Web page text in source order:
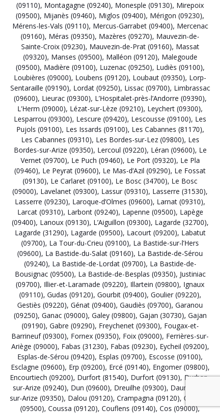
(09110), Montagagne (09240), Monesple (09130), Mirepoix
(09500), Mijanès (09460), Miglos (09400), Mérigon (09230),
Mérens-les-Vals (09110), Mercus-Garrabet (09400), Mercenac
(09160), Méras (09350), Mazères (09270), Mauvezin-de-
Sainte-Croix (09230), Mauvezin-de-Prat (09160), Massat
(09320), Manses (09500), Malléon (09120), Malegoude
(09500), Madière (09100), Luzenac (09250), Ludiès (09100),
Loubières (09000), Loubens (09120), Loubaut (09350), Lorp-
Sentaraille (09190), Lordat (09250), Lissac (09700), Limbrassac
(09600), Lieurac (09300), L’Hospitalet-près-l’Andorre (09390),
L’Herm (09000), Lézat-sur-Lèze (09210), Leychert (09300),
Lesparrou (09300), Lescure (09420), Lescousse (09100), Les
Pujols (09100), Les Issards (09100), Les Cabannes (81170),
Les Cabannes (09310), Les Bordes-sur-Lez (09800), Les
Bordes-sur-Arize (09350), Lercoul (09220), Léran (09600), Le
Vernet (09700), Le Puch (09460), Le Port (09320), Le Pla
(09460), Le Peyrat (09600), Le Mas-d’Azil (09290), Le Fossat
(09130), Le Carlaret (09100), Le Bosc (34700), Le Bosc
(09000), Lavelanet (09300), Lassur (09310), Lasserre (31530),
Lasserre (09230), Laroque-d’Olmes (09600), Larnat (09310),
Larcat (09310), Larbont (09240), Lapenne (09500), Lapège
(09400), Lanoux (09130), L’Aiguillon (09300), Lagarde (32700),
Lagarde (31290), Lagarde (09500), Lacourt (09200), Labatut
(09700), La Tour-du-Crieu (09100), La Bastide-sur-l’Hers
(09600), La Bastide-du-Salat (09160), La Bastide-de-Sérou
(09240), La Bastide-de-Lordat (09700), La Bastide-de-
Bousignac (09500), La Bastide-de-Besplas (09350), Justiniac
(09700), Illier-et-Laramade (09220), Illartein (09800), Ignaux
(09110), Gudas (09120), Gourbit (09400), Goulier (09220),
Gestiès (09220), Génat (09400), Gaudiès (09700), Garanou
(09250), Ganac (09000), Galey (09800), Gajan (30730), Gajan
(09190), Gabre (09290), Freychenet (09300), Fougax-et-
Barrineuf (09300), Fornex (09350), Foix (09000), Ferrières-sur-
Ariège (09000), Fabas (31230), Fabas (09230), Eycheil (09200),
Esplas-de-Sérou (09420), Esplas (09700), Escosse (09100),
Esclagne (09600), Erp (09200), Ercé (09140), Engomer (09800),
Encourtiech (09200), Durfort (81540), Durfort (09130), Durban-
sur-Arize (09240), Dun (09600), Dreuilhe (09300), Daumazan-
sur-Arize (09350), Dalou (09120), Crampagna (09120), Coutens
(09500), Coussa (09120), Couflens (09140), Cos (09000),